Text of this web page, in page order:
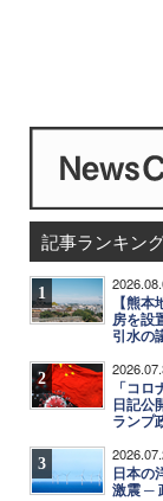
記事ランキン
1
【熊
房を設
引水の
2
「コ
日記公
ランプ
3
日本の
激震 ─